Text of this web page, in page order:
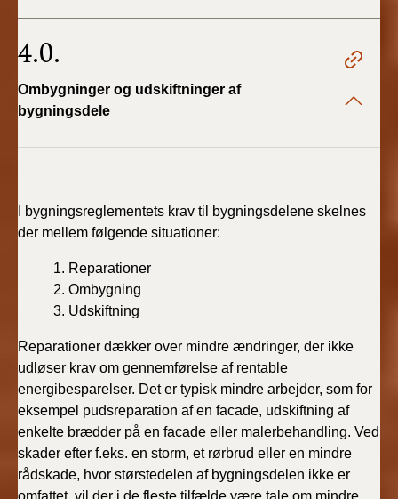
4.0.
Ombygninger og udskiftninger af
bygningsdele
I bygningsreglementets krav til bygningsdelene skelnes
der mellem følgende situationer:
1. Reparationer
2. Ombygning
3. Udskiftning
Reparationer dækker over mindre ændringer, der ikke
udløser krav om gennemførelse af rentable
energibesparelser. Det er typisk mindre arbejder, som for
eksempel pudsreparation af en facade, udskiftning af
enkelte brædder på en facade eller malerbehandling. Ved
skader efter f.eks. en storm, et rørbrud eller en mindre
rådskade, hvor størstedelen af bygningsdelen ikke er
omfattet, vil der i de fleste tilfælde være tale om mindre